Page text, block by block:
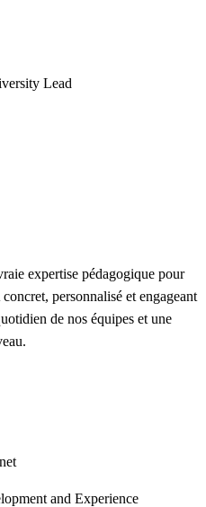
Lead
expertise pédagogique pour
personnalisé et engageant
de nos équipes et une
and Experience